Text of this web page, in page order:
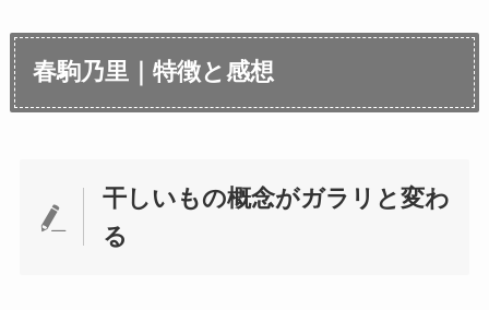
春駒乃里｜特徴と感想
干しいもの概念がガラリと変わ
る